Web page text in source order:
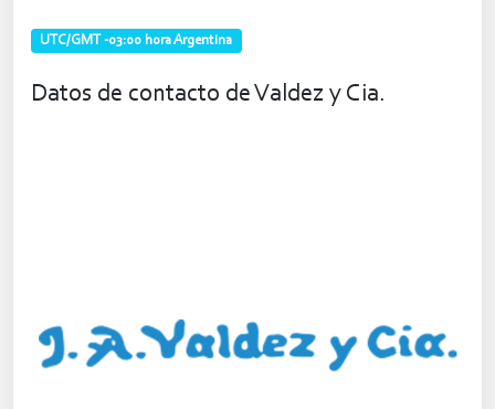
UTC/GMT -03:00 hora Argentina
Datos de contacto de Valdez y Cia.